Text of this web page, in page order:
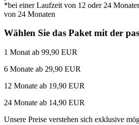
*bei einer Laufzeit von 12 oder 24
von 24 Monaten
Wählen Sie das Paket mit der
1 Monat ab 99,90 EUR
6 Monate ab 29,90 EUR
12 Monate ab 19,90 EUR
24 Monate ab 14,90 EUR
Unsere Preise verstehen sich exklusive